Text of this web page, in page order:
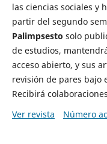
las ciencias sociales y
partir del segundo
Palimpsesto solo
de estudios,
acceso abierto, y sus
revisión de pares bajo
Recibirá
Ver revista
Número